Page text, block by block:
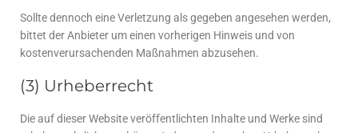
Sollte dennoch eine Verletzung als gegeben angesehen werden,
bittet der Anbieter um einen vorherigen Hinweis und von
kostenverursachenden Maßnahmen abzusehen.
(3) Urheberrecht
Die auf dieser Website veröffentlichten Inhalte und Werke sind